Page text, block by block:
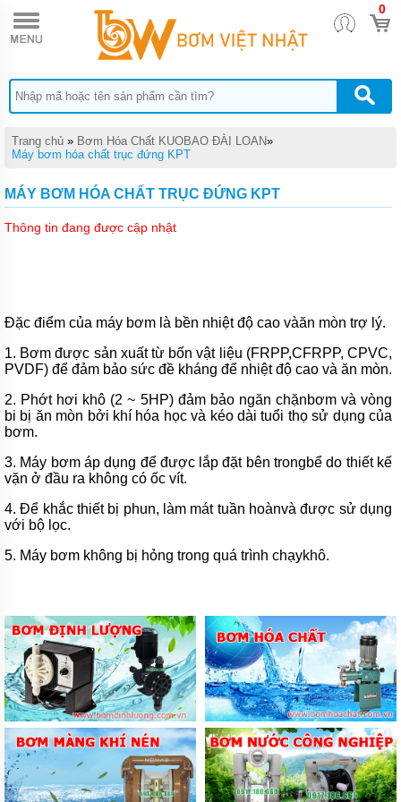
0
TRANG
CHỦ
ĐỊNH
LƯỢNG
HÓA
DONG
IL
BƠM
MÀNG
DÙNG
CHO
NGHIỆP
BƠM
HÓA
CHẤT
TRỤC
ĐỨNG
ĐẶT
CHÌM
BƠM
CÔNG
BƠM
CHẤT
48V
MÁY
BƠM
HÓA
CHẤT
QEEHUA
BƠM
HÓA
CHẤT
TOSHIBA
CỦA
Trang chủ » Bơm Hóa Chất KUOBAO ĐÀI LOAN»
Máy bơm hóa chất trục đứng KPT
MÁY BƠM HÓA CHẤT TRỤC ĐỨNG KPT
Thông tin đang được cập nhật
Đặc điểm của máy bơm là bền nhiệt độ cao vàăn mòn trợ lý.
1. Bơm được sản xuất từ ​​bốn vật liệu (FRPP,CFRPP, CPVC,
PVDF) để đảm bảo sức đề kháng để nhiệt độ cao và ăn mòn.
2. Phớt hơi khô (2 ~ 5HP) đảm bảo ngăn chặnbơm và vòng
bi bị ăn mòn bởi khí hóa học và kéo dài tuổi thọ sử dụng của
bơm.
3. Máy bơm áp dụng để được lắp đặt bên trongbể do thiết kế
vặn ở đầu ra không có ốc vít.
4. Để khắc thiết bị phun, làm mát tuần hoànvà được sử dụng
với bộ lọc.
5. Máy bơm không bị hỏng trong quá trình chạykhô.